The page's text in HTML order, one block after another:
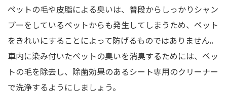
ペットの毛や皮脂による臭いは、普段からしっかりシャン
プーをしているペットからも発生してしまうため、ペット
をきれいにすることによって防げるものではありません。
車内に染み付いたペットの臭いを消臭するためには、ペッ
トの毛を除去し、除菌効果のあるシート専用のクリーナー
で洗浄するようにしましょう。